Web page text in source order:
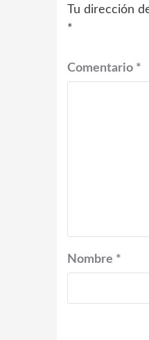
Tu dirección
*
Comentario *
Nombre *